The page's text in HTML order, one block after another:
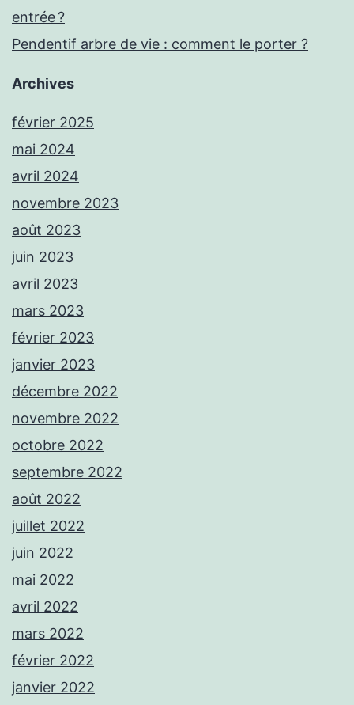
entrée ?
Pendentif arbre de vie : comment le porter ?
Archives
février 2025
mai 2024
avril 2024
novembre 2023
août 2023
juin 2023
avril 2023
mars 2023
février 2023
janvier 2023
décembre 2022
novembre 2022
octobre 2022
septembre 2022
août 2022
juillet 2022
juin 2022
mai 2022
avril 2022
mars 2022
février 2022
janvier 2022